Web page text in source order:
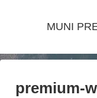
MUNI
premium-